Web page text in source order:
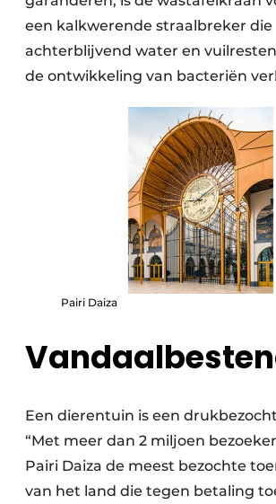
een kalkwerende straalbreker die
achterblijvend water en
de ontwikkeling van bacteriën
Pairi Daiza
Een dierentuin is een
“Met meer dan 2 miljoen
Pairi Daiza de meest bezochte
van het land die tegen betaling